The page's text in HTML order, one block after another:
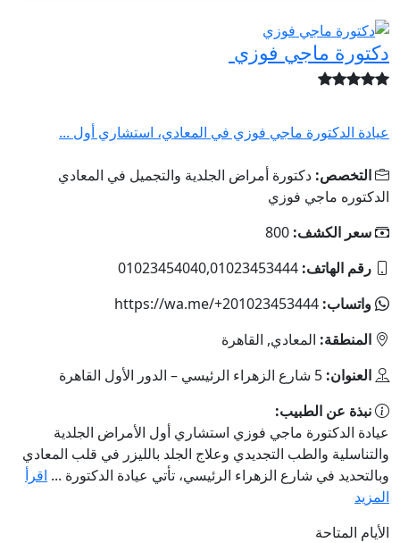
دكتورة ماجي فوزي
عيادة الدكتورة ماجي فوزي في المعادي، استشاري أول ...
التخصص: دكتورة أمراض الجلدية والتجميل في المعادي
الدكتوره ماجي فوزي
سعر الكشف: 800
رقم الهاتف: 01023454040,01023453444
واتساب: https://wa.me/+201023453444
المنطقة: المعادي, القاهرة
العنوان: 5 شارع الزهراء الرئيسي – الدور الأول القاهرة
نبذة عن الطبيب:
عيادة الدكتورة ماجي فوزي استشاري أول الأمراض الجلدية
والتناسلية والطب التجديدي وعلاج الجلد بالليزر في قلب المعادي
وبالتحديد في شارع الزهراء الرئيسي، تأتي عيادة الدكتورة ... اقرأ
المزيد
الأيام المتاحة